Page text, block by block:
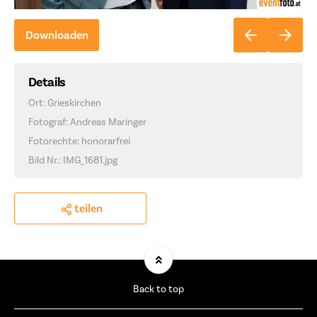
Downloaden
Details
Ort: Grieskirchen
Fotograf: Andreas Maringer
Fotorechte: honorarfrei
Bild Nr.: IMG_1681.jpg
teilen
Back to top